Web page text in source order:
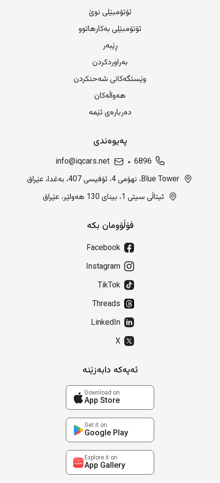
ئۆتۆمبێلی نوێ
ئۆتۆمبێلی بەکارهاتوو
ڕێبەر
بەراوردکردن
وێستگەکانی شەحنکردن
هەواڵەکان
دەربارەی ئێمە
پەیوەندی
6896
info@iqcars.net
Blue Tower، نهۆمی 4، ئۆفیسی 407، بەغدا، عێراق
ئیتاڵی سیتی 1، بینای 130 هەولێر، عێراق
فۆڵۆومان بکە
Facebook
Instagram
TikTok
Threads
LinkedIn
X
ئەپەکە دابەزێنە
Download on
App Store
Get it on
Google Play
Explore it on
App Gallery